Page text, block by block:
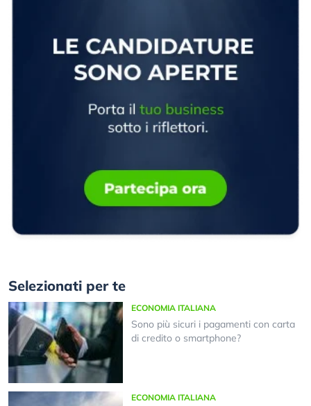
Selezionati per te
ECONOMIA ITALIANA
Sono più sicuri i pagamenti con carta
di credito o smartphone?
ECONOMIA ITALIANA